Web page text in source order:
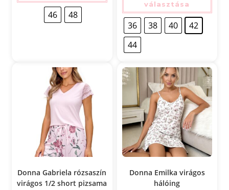
46 48
választása
36 38 40
42
44
Donna Gabriela rózsaszín
virágos 1/2 short pizsama
Donna Emilka virágos
hálóing